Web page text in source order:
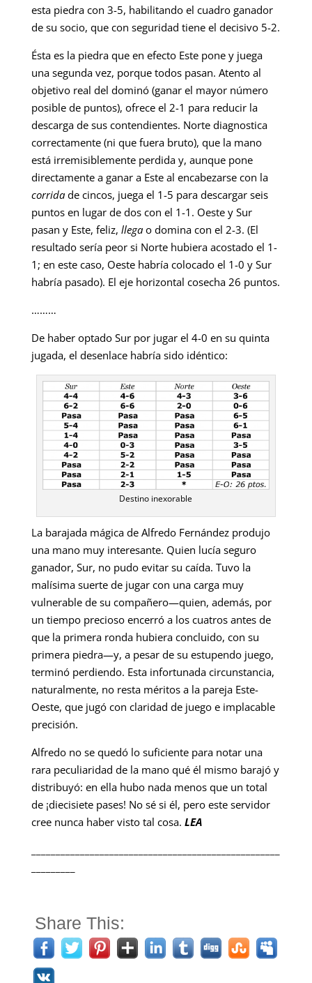
esta piedra con 3-5, habilitando el cuadro ganador
de su socio, que con seguridad tiene el decisivo 5-2.
Ésta es la piedra que en efecto Este pone y juega
una segunda vez, porque todos pasan. Atento al
objetivo real del dominó (ganar el mayor número
posible de puntos), ofrece el 2-1 para reducir la
descarga de sus contendientes. Norte diagnostica
correctamente (ni que fuera bruto), que la mano
está irremisiblemente perdida y, aunque pone
directamente a ganar a Este al encabezarse con la
corrida de cincos, juega el 1-5 para descargar seis
puntos en lugar de dos con el 1-1. Oeste y Sur
pasan y Este, feliz, llegao domina con el 2-3. (El
resultado sería peor si Norte hubiera acostado el 1-
1; en este caso, Oeste habría colocado el 1-0 y Sur
habría pasado). El eje horizontal cosecha 26 puntos.
………
De haber optado Sur por jugar el 4-0 en su quinta
jugada, el desenlace habría sido idéntico:
Destino inexorable
La barajada mágica de Alfredo Fernández produjo
una mano muy interesante. Quien lucía seguro
ganador, Sur, no pudo evitar su caída. Tuvo la
malísima suerte de jugar con una carga muy
vulnerable de su compañero—quien, además, por
un tiempo precioso encerró a los cuatros antes de
que la primera ronda hubiera concluido, con su
primera piedra—y, a pesar de su estupendo juego,
terminó perdiendo. Esta infortunada circunstancia,
naturalmente, no resta méritos a la pareja Este-
Oeste, que jugó con claridad de juego e implacable
precisión.
Alfredo no se quedó lo suficiente para notar una
rara peculiaridad de la mano qué él mismo barajó y
distribuyó: en ella hubo nada menos que un total
de ¡diecisiete pases! No sé si él, pero este servidor
cree nunca haber visto tal cosa. LEA
Share This: